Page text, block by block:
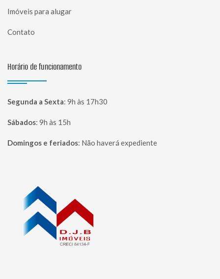
Imóveis para alugar
Contato
Horário de funcionamento
Segunda a Sexta: 9h às 17h30
Sábados: 9h às 15h
Domingos e feriados: Não haverá expediente